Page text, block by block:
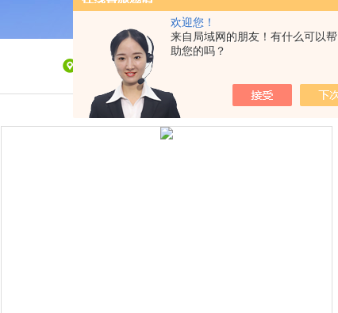
欢迎您！
来自局域网的朋友！有什么可以帮
助您的吗？
我的位置：首页